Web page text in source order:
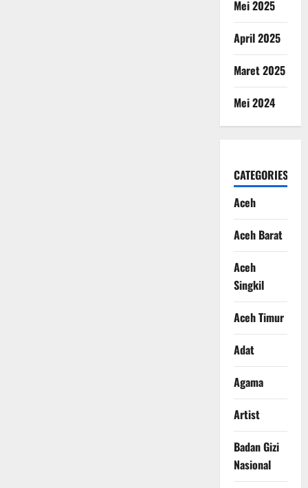
Mei 2025
April 2025
Maret 2025
Mei 2024
CATEGORIES
Aceh
Aceh Barat
Aceh
Singkil
Aceh Timur
Adat
Agama
Artist
Badan Gizi
Nasional